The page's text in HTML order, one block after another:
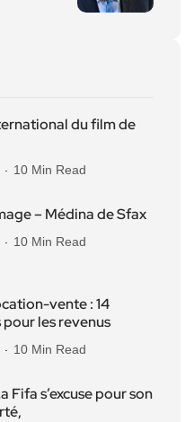
du film de
10 Min Read
– Médina de Sfax
10 Min Read
vente : 14
les revenus
10 Min Read
Fifa s’excuse pour son